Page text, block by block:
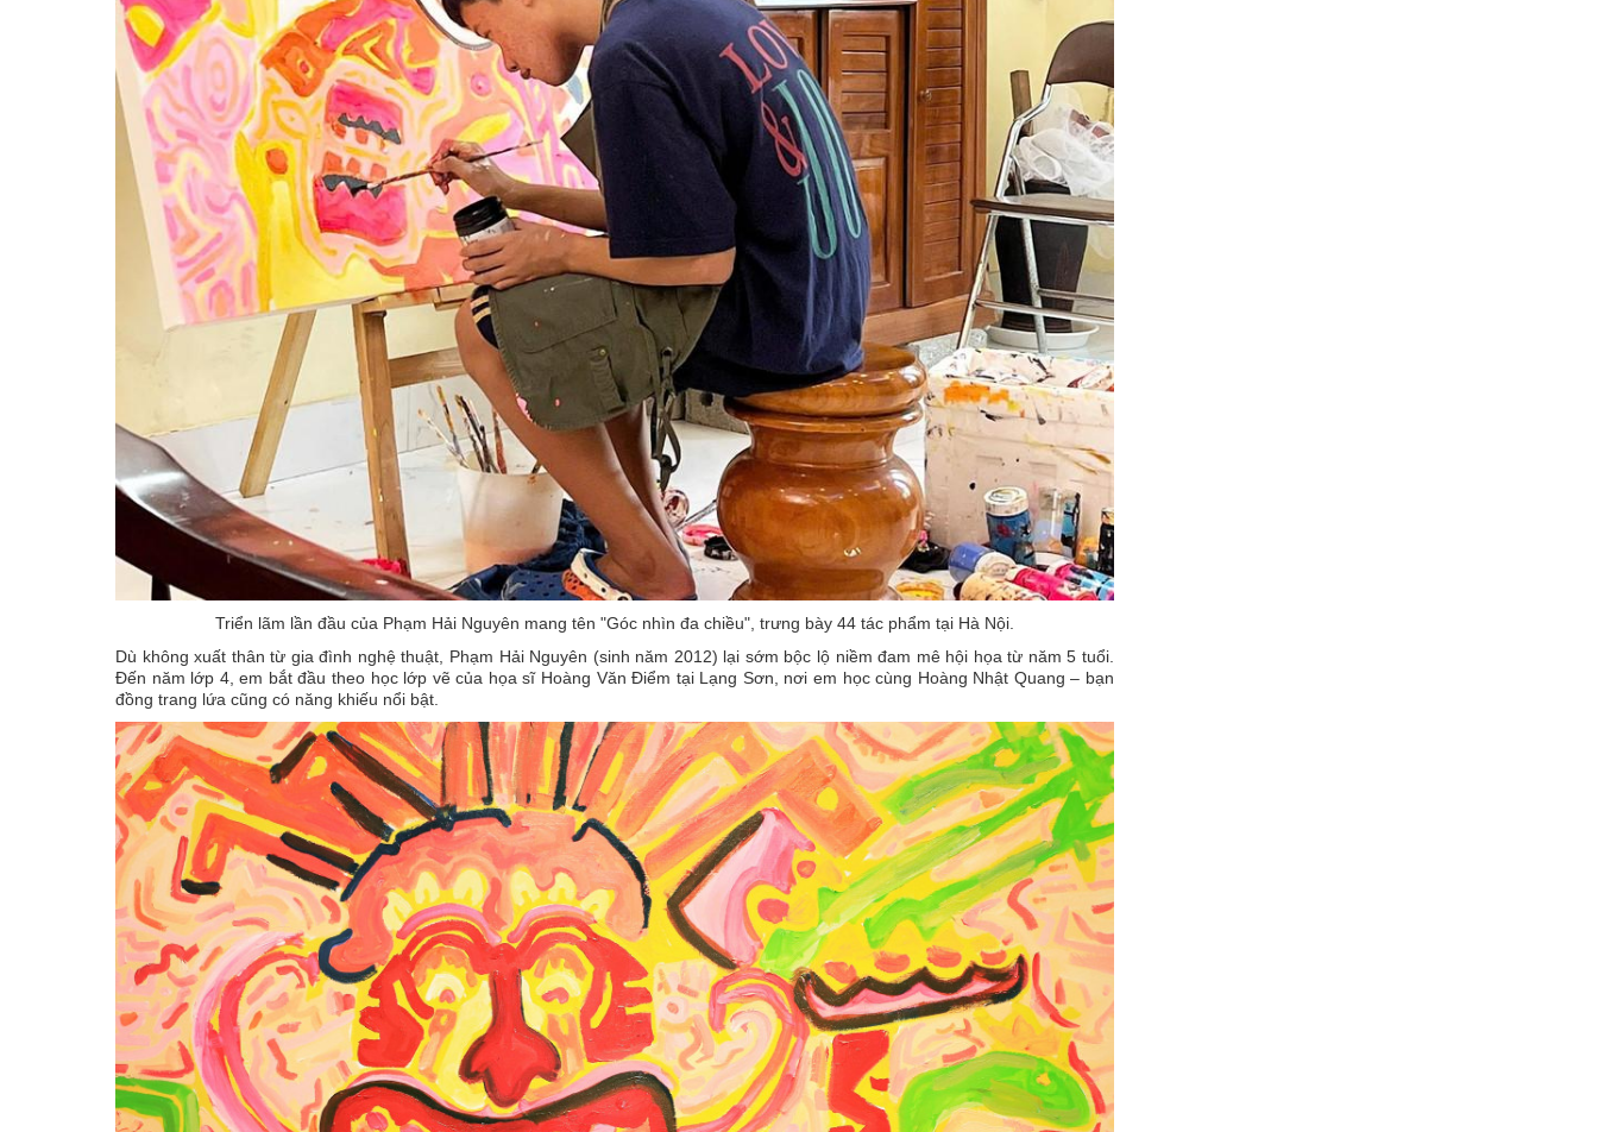
Triển lãm lần đầu của Phạm Hải Nguyên mang tên "Góc nhìn đa chiều", trưng bày 44 tác phẩm tại Hà Nội.
Dù không xuất thân từ gia đình nghệ thuật, Phạm Hải Nguyên (sinh năm 2012) lại sớm bộc lộ niềm đam mê hội họa từ năm 5 tuổi.
Đến năm lớp 4, em bắt đầu theo học lớp vẽ của họa sĩ Hoàng Văn Điểm tại Lạng Sơn, nơi em học cùng Hoàng Nhật Quang – bạn
đồng trang lứa cũng có năng khiếu nổi bật.